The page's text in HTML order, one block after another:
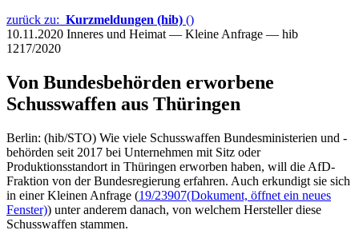
zurück zu: Kurzmeldungen (hib) ()
10.11.2020 Inneres und Heimat — Kleine Anfrage — hib
1217/2020
Von Bundesbehörden erworbene
Schusswaffen aus Thüringen
Berlin: (hib/STO) Wie viele Schusswaffen Bundesministerien und -
behörden seit 2017 bei Unternehmen mit Sitz oder
Produktionsstandort in Thüringen erworben haben, will die AfD-
Fraktion von der Bundesregierung erfahren. Auch erkundigt sie sich
in einer Kleinen Anfrage (19/23907(Dokument, öffnet ein neues
Fenster)) unter anderem danach, von welchem Hersteller diese
Schusswaffen stammen.